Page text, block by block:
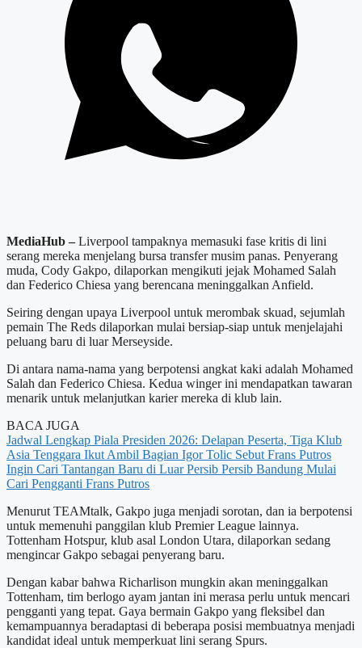
MediaHub –Liverpool tampaknya memasuki fase kritis di lini
serang mereka menjelang bursa transfer musim panas. Penyerang
muda, Cody Gakpo, dilaporkan mengikuti jejak Mohamed Salah
dan Federico Chiesa yang berencana meninggalkan Anfield.
Seiring dengan upaya Liverpool untuk merombak skuad, sejumlah
pemain The Reds dilaporkan mulai bersiap-siap untuk menjelajahi
peluang baru di luar Merseyside.
Di antara nama-nama yang berpotensi angkat kaki adalah Mohamed
Salah dan Federico Chiesa. Kedua winger ini mendapatkan tawaran
menarik untuk melanjutkan karier mereka di klub lain.
BACA JUGA
Jadwal Lengkap Piala Presiden 2026: Delapan Peserta, Tiga Klub
Asia Tenggara Ikut Ambil Bagian Igor Tolic Sebut Frans Putros
Ingin Cari Tantangan Baru di Luar Persib Persib Bandung Mulai
Cari Pengganti Frans Putros
Menurut TEAMtalk, Gakpo juga menjadi sorotan, dan ia berpotensi
untuk memenuhi panggilan klub Premier League lainnya.
Tottenham Hotspur, klub asal London Utara, dilaporkan sedang
mengincar Gakpo sebagai penyerang baru.
Dengan kabar bahwa Richarlison mungkin akan meninggalkan
Tottenham, tim berlogo ayam jantan ini merasa perlu untuk mencari
pengganti yang tepat. Gaya bermain Gakpo yang fleksibel dan
kemampuannya beradaptasi di beberapa posisi membuatnya menjadi
kandidat ideal untuk memperkuat lini serang Spurs.